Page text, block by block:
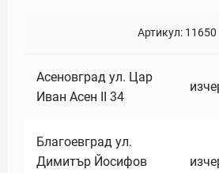
Артикул: 11650
Асеновград ул. Цар
Иван Асен II 34
Благоевград ул.
Димитър Йосифов